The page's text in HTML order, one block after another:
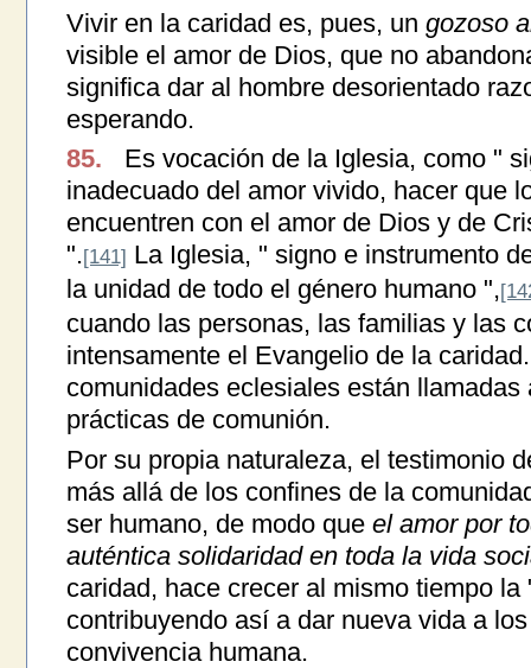
Vivir en la caridad es, pues, un gozoso
visible el amor de Dios, que no
significa dar al hombre desorientado
esperando.
85.
Es vocación de la Iglesia, como "
inadecuado del amor vivido, hacer que
encuentren con el amor de Dios y de
".[141] La Iglesia, " signo e instrumento
la unidad de todo el género humano ",
cuando las personas, las familias y las
intensamente el Evangelio de la
comunidades eclesiales están
prácticas de comunión.
Por su propia naturaleza, el testimonio
más allá de los confines de la
ser humano, de modo que el amor por
auténtica solidaridad en toda la vida
caridad, hace crecer al mismo tiempo
contribuyendo así a dar nueva vida a
convivencia humana.